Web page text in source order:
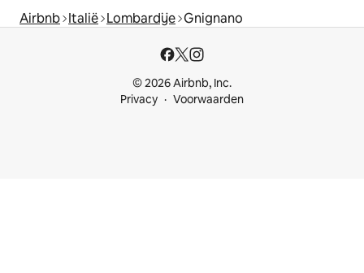
Airbnb Italië Lombardije Gnignano
© 2026 Airbnb, Inc.
Privacy
Voorwaarden